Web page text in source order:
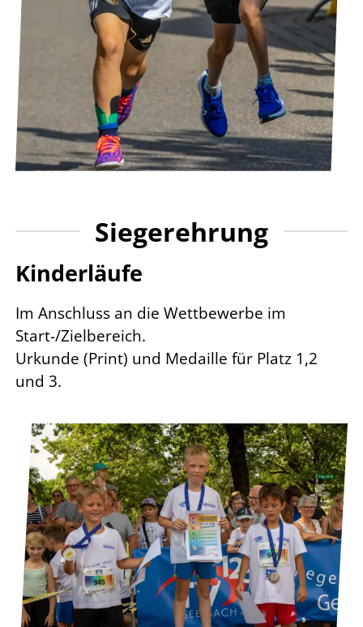
Siegerehrung
Kinderläufe
Im Anschluss an die Wettbewerbe im
Start-/Zielbereich.
Urkunde (Print) und Medaille für Platz 1,2
und 3.